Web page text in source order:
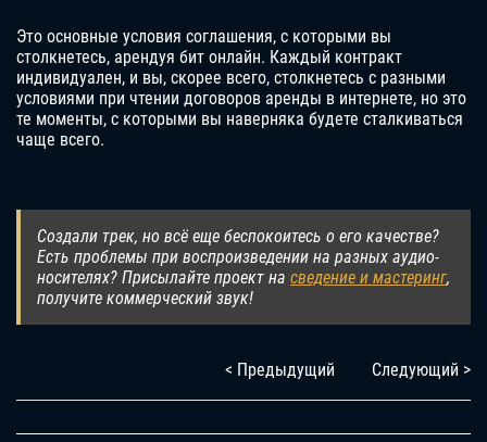
Это основные условия соглашения, с которыми вы
столкнетесь, арендуя бит онлайн. Каждый контракт
индивидуален, и вы, скорее всего, столкнетесь с разными
условиями при чтении договоров аренды в интернете, но это
те моменты, с которыми вы наверняка будете сталкиваться
чаще всего.
Создали трек, но всё еще беспокоитесь о его качестве?
Есть проблемы при воспроизведении на разных аудио-
носителях? Присылайте проект на сведение и мастеринг,
получите коммерческий звук!
< Предыдущий Следующий >